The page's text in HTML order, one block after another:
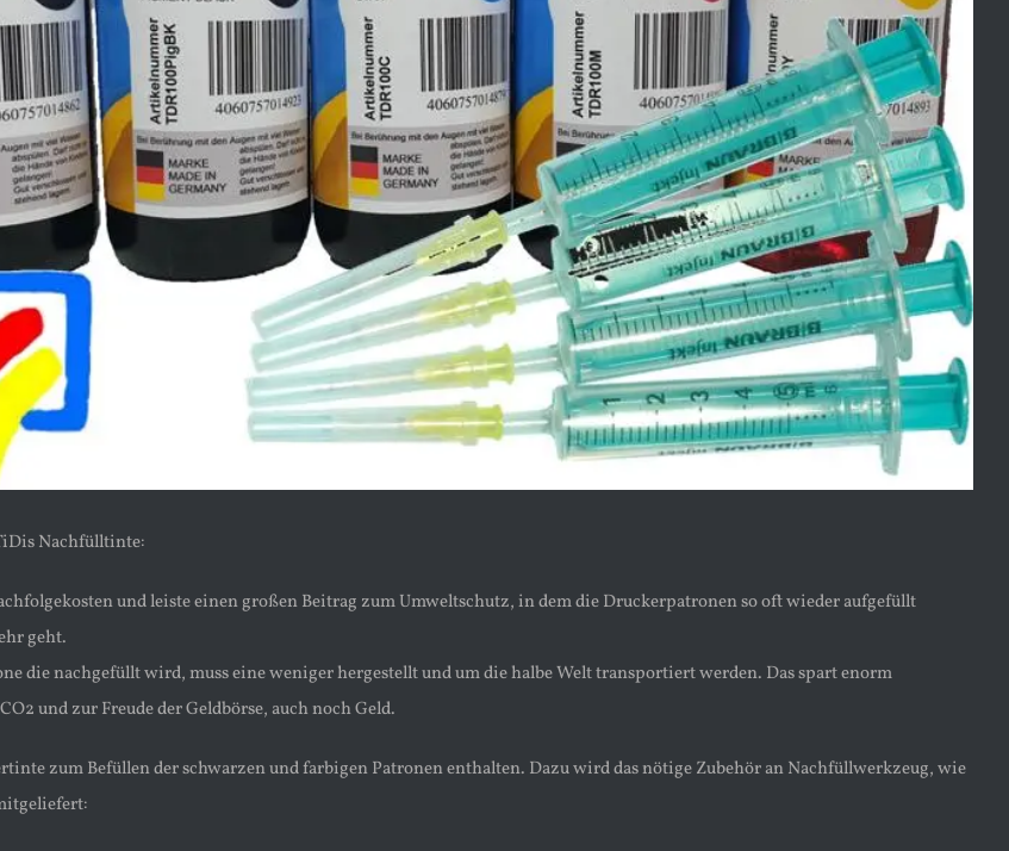
Nachfülltinte:
und leiste einen großen Beitrag zum Umweltschutz, in dem die Druckerpatronen so oft wieder aufgefüllt
geht.
die nachgefüllt wird, muss eine weniger hergestellt und um die halbe Welt transportiert werden. Das spart enorm
und zur Freude der Geldbörse, auch noch Geld.
zum Befüllen der schwarzen und farbigen Patronen enthalten. Dazu wird das nötige Zubehör an Nachfüllwerkzeug, wie